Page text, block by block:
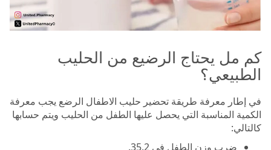
كم مل يحتاج الرضيع من الحليب
الطبيعي؟
في إطار معرفة طريقة تحضير حليب الاطفال الرضع يجب معرفة
الكمية المناسبة التي يحصل عليها الطفل من الحليب ويتم حسابها
كالتالي:
ضرب وزن الطفل في 35.2.